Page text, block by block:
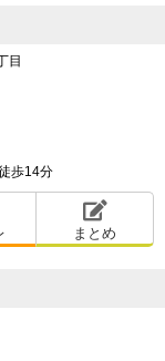
目
歩14分
まとめ